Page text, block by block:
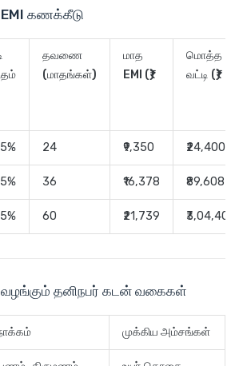
கணக்கீடு
தவணை
(மாதங்கள்)
மாத
EMI (₹)
மொத்த
வட்டி (₹)
24 ₹9,350 ₹24,400
36 ₹16,378 ₹89,608
60 ₹21,739 ₹3,04,400
தனிநபர் கடன் வகைகள்
முக்கிய அம்சங்கள்